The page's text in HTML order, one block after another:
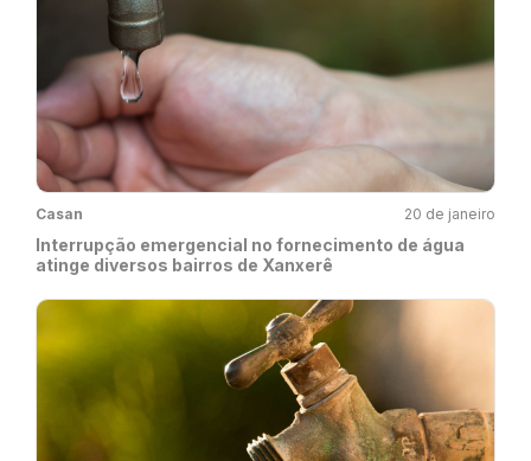
Casan 20 de janeiro
Interrupção emergencial no fornecimento de água
atinge diversos bairros de Xanxerê